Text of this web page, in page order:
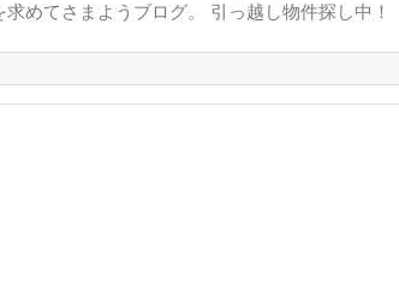
めてさまようブログ。 引っ越し物件探し中！